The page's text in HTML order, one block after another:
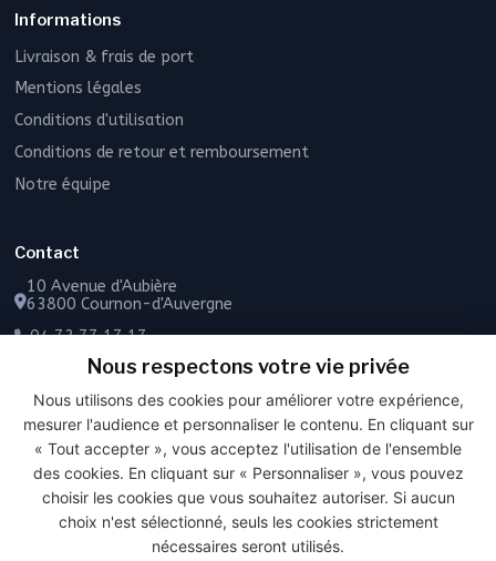
Informations
Livraison & frais de port
Mentions légales
Conditions d'utilisation
Conditions de retour et remboursement
Notre équipe
Contact
10 Avenue d'Aubière
63800 Cournon-d'Auvergne
04 73 77 17 17
06 49 55 43 72
Contactez-nous
Nous respectons votre vie privée
Nous utilisons des cookies pour améliorer votre expérience,
mesurer l'audience et personnaliser le contenu. En cliquant sur
« Tout accepter », vous acceptez l'utilisation de l'ensemble
des cookies. En cliquant sur « Personnaliser », vous pouvez
choisir les cookies que vous souhaitez autoriser. Si aucun
choix n'est sélectionné, seuls les cookies strictement
nécessaires seront utilisés.